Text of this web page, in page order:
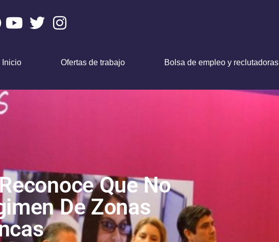
Inicio Ofertas de trabajo Bolsa de empleo y reclutadoras
Que No
De Zonas